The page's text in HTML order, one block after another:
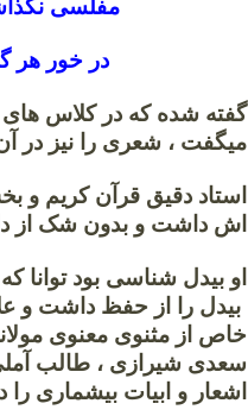
مفلسی
در خور هر
گفته شده که در کلاس
میگفت ، شعری را نیز در
استاد دقیق قرآن کریم و
اش داشت و بدون شک از
او بیدل شناسی بود توانا
بیدل را از حفظ داشت و
خاص از مثنوی معنوی
سعدی شیرازی ، طالب
اشعار و ابیات بیشماری